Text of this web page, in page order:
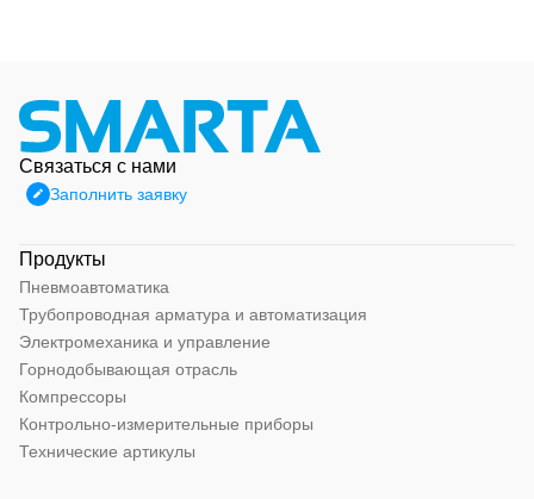
Связаться с нами
Заполнить заявку
Продукты
Пневмоавтоматика
Трубопроводная арматура и автоматизация
Электромеханика и управление
Горнодобывающая отрасль
Компрессоры
Контрольно-измерительные приборы
Технические артикулы